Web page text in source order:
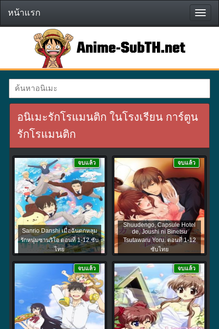
หน้า
แรก
หน้าแรก
อนิเมะรักโรแมนติก ในโรงเรียน การ์ตูน
รักโรแมนติก
Sanrio Danshi เมื่อฉันตกหลุม
รักหนุ่มซานริโอ ตอนที่ 1-12 ซับ
ไทย
จบแล้ว
Shuudengo, Capsule Hotel
de, Joushi ni Binetsu
Tsutawaru Yoru. ตอนที่ 1-12
ซับไทย
จบแล้ว
จบแล้ว จบแล้ว